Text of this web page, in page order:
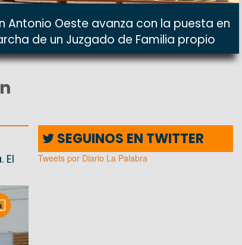
Antonio Oeste avanza con la puesta en
de un Juzgado de Familia propio
El
SEGUINOS EN TWITTER
Tweets por Diario La Palabra